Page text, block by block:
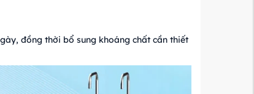
đồng thời bổ sung khoáng chất cần thiết